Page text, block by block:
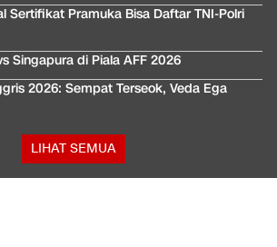
Sertifikat Pramuka Bisa Daftar TNI-Polri
Singapura di Piala AFF 2026
2026: Sempat Terseok, Veda Ega
LIHAT SEMUA